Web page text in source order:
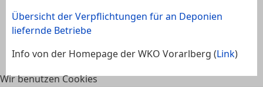
Übersicht der Verpflichtungen für an Deponien
liefernde Betriebe
Info von der Homepage der WKO Vorarlberg (Link)
Wir benutzen Cookies